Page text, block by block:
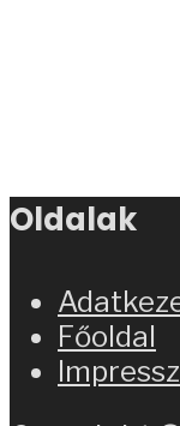
Oldalak
Főoldal